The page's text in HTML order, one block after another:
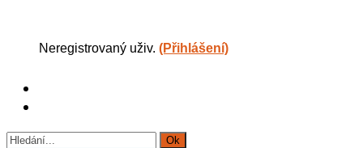
Neregistrovaný uživ. (Přihlášení)